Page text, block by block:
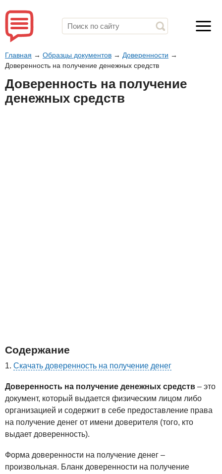
Главная → Образцы документов → Доверенности →
Доверенность на получение денежных средств
Доверенность на получение
денежных средств
Содержание
Скачать доверенность на получение денег
Доверенность на получение денежных средств – это
документ, который выдается физическим лицом либо
организацией и содержит в себе предоставление права
на получение денег от имени доверителя (того, кто
выдает доверенность).
Форма доверенности на получение денег –
произвольная. Бланк доверенности на получение